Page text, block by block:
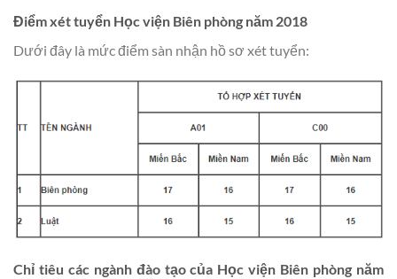
Điểm xét tuyển Học viện Biên phòng năm 2018
Dưới đây là mức điểm sàn nhận hồ sơ xét tuyển:
Chỉ tiêu các ngành đào tạo của Học viện Biên phòng năm